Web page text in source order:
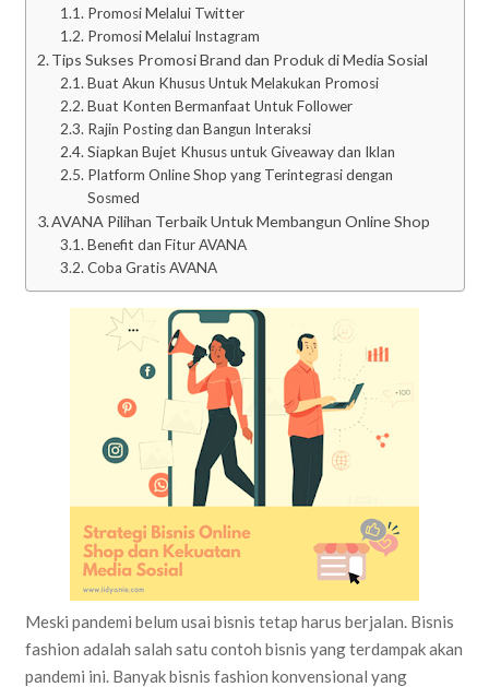
Promosi Melalui Twitter
Promosi Melalui Instagram
Tips Sukses Promosi Brand dan Produk di Media Sosial
Buat Akun Khusus Untuk Melakukan Promosi
Buat Konten Bermanfaat Untuk Follower
Rajin Posting dan Bangun Interaksi
Siapkan Bujet Khusus untuk Giveaway dan Iklan
Platform Online Shop yang Terintegrasi dengan
Sosmed
AVANA Pilihan Terbaik Untuk Membangun Online Shop
Benefit dan Fitur AVANA
Coba Gratis AVANA
Meski pandemi belum usai bisnis tetap harus berjalan. Bisnis
fashion adalah salah satu contoh bisnis yang terdampak akan
pandemi ini. Banyak bisnis fashion konvensional yang